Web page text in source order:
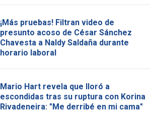
¡Más pruebas! Filtran video de
presunto acoso de César Sánchez
Chavesta a Naldy Saldaña durante
horario laboral
Mario Hart revela que lloró a
escondidas tras su ruptura con Korina
Rivadeneira: "Me derribé en mi cama"